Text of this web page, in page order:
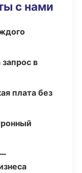
с нами
в
плата без